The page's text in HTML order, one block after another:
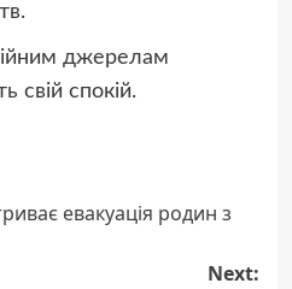
джерелам
свій спокій.
евакуація родин з
Next: